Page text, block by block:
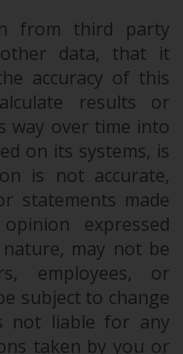
deren
und
Dritte
sind
wahren.
dass
sollten
oder
from third party
data, that it
accuracy of this
results or
way over time into
on its systems, is
is not accurate,
statements made
expressed
may not be
employees, or
subject to change
not liable for any
taken by you or